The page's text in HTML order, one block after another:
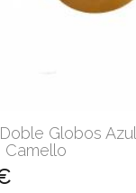
Globos Azul
Camello